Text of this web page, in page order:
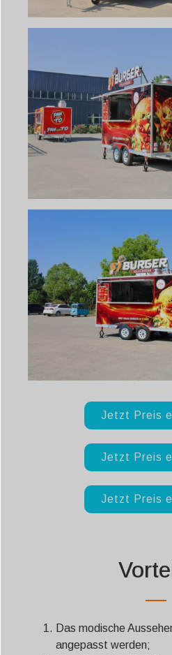
Jetzt Preis
Jetzt Preis
Jetzt Preis
Das modische
angepasst werden;